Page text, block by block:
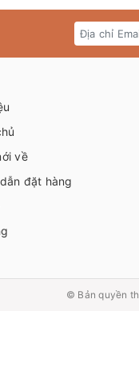
về
đặt hàng
© Bản quyền